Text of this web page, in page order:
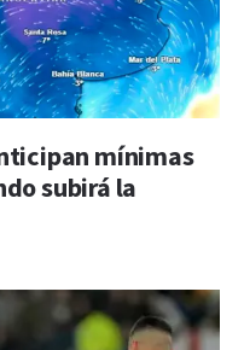
mínimas
subirá la